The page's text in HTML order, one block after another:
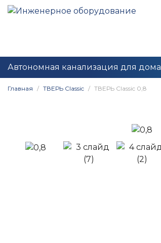
Автономная канализация для дома
Главная ТВЕРЬ Classic ТВЕРЬ Classic 0,8